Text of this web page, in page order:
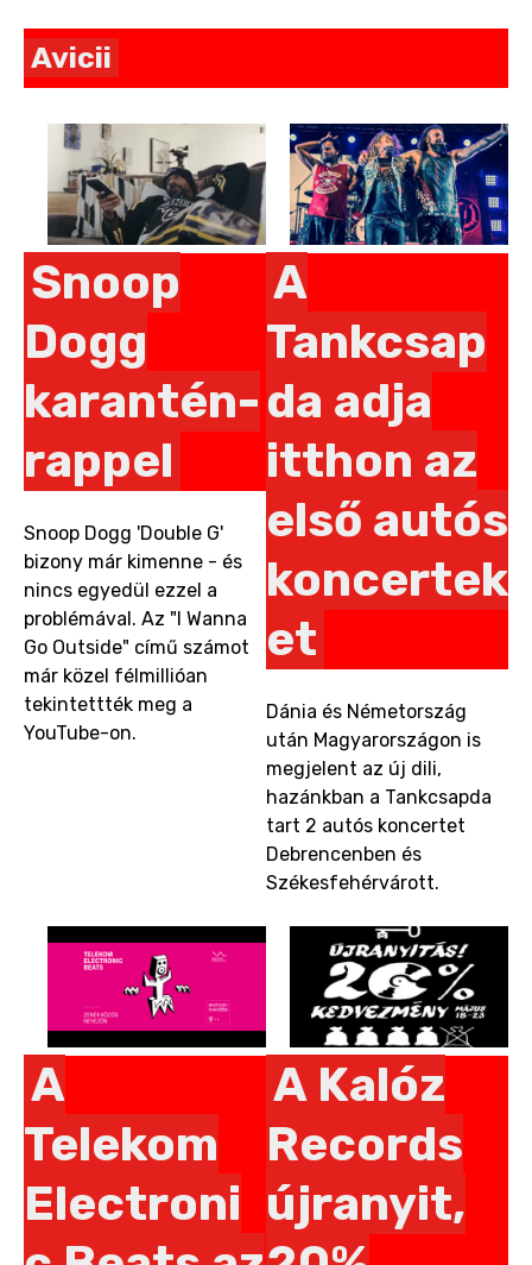
Avicii
Snoop
Dogg
karantén-
rappel
Snoop Dogg 'Double G'
bizony már kimenne - és
nincs egyedül ezzel a
problémával. Az "I Wanna
Go Outside" című számot
már közel félmillióan
tekintettték meg a
YouTube-on.
A
Tankcsap
da adja
itthon az
első autós
koncertek
et
Dánia és Németország
után Magyarországon is
megjelent az új dili,
hazánkban a Tankcsapda
tart 2 autós koncertet
Debrencenben és
Székesfehérvárott.
A
Telekom
Electroni
A Kalóz
Records
újranyit,
Pages